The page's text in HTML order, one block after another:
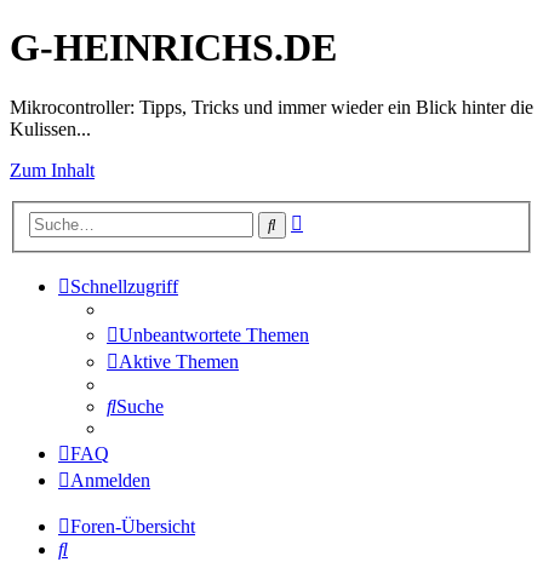
G-HEINRICHS.DE
Mikrocontroller: Tipps, Tricks und immer wieder ein Blick hinter die
Kulissen...
Zum Inhalt
Suche
Schnellzugriff
Unbeantwortete Themen
Aktive Themen
Suche
FAQ
Anmelden
Foren-Übersicht
Suche